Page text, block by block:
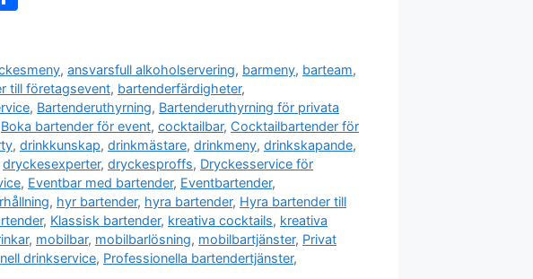
,ansvarsfull alkoholservering, barmeny, barteam,
till företagsevent, bartenderfärdigheter,
, Bartenderuthyrning, Bartenderuthyrning för privata
Boka bartender för event, cocktailbar, Cocktailbartender för
, drinkkunskap, drinkmästare, drinkmeny, drinkskapande,
dryckesexperter, dryckesproffs, Dryckesservice för
, Eventbar med bartender, Eventbartender,
, hyr bartender, hyra bartender, Hyra bartender till
, Klassisk bartender, kreativa cocktails, kreativa
, mobilbar, mobilbarlösning, mobilbartjänster, Privat
drinkservice, Professionella bartendertjänster,